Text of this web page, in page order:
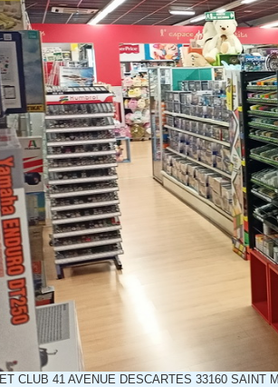
CLUB 41 AVENUE DESCARTES 33160 SAINT